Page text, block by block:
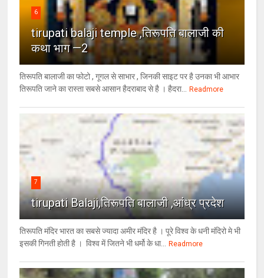
6
tirupati balaji temple ,तिरूपति बालाजी की
कथा भाग —2
तिरूपति बालाजी का फोटो , गूगल से साभार , ​जिनकी साइट पर है उनका भी आभार
तिरूपति जाने का रास्ता सबसे आसान हैदराबाद से है । हैदरा...
Readmore
7
tirupati Balaji,तिरूपति बालाजी ,आंध्र प्रदेश
तिरूपति मंदिर भारत का सबसे ज्यादा अमीर मंदिर है । पूरे विश्व के धनी मंदिरो मे भी
इसकी गिनती होती है । विश्व में जितने भी धर्मो के धा...
Readmore